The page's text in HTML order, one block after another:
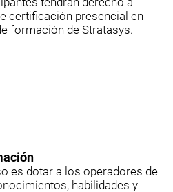
certificación presencial en
formación de Stratasys.
es dotar a los operadores de
habilidades y